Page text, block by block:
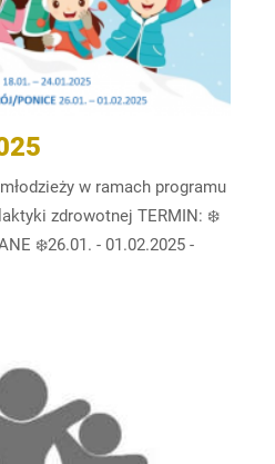
w ramach programu
zdrowotnej TERMIN: ❄️
❄️26.01. - 01.02.2025 -